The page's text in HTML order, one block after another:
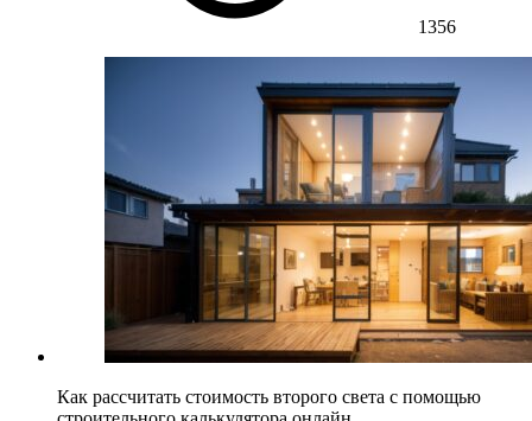
1356
Как рассчитать стоимость второго света с помощью